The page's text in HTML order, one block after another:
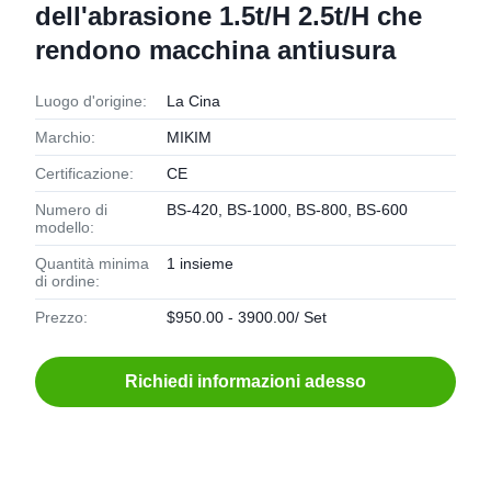
dell'abrasione 1.5t/H 2.5t/H che
rendono macchina antiusura
Luogo d'origine: La Cina
Marchio: MIKIM
Certificazione: CE
Numero di
modello:
BS-420, BS-1000, BS-800, BS-600
Quantità minima
di ordine:
1 insieme
Prezzo: $950.00 - 3900.00/ Set
Richiedi informazioni adesso